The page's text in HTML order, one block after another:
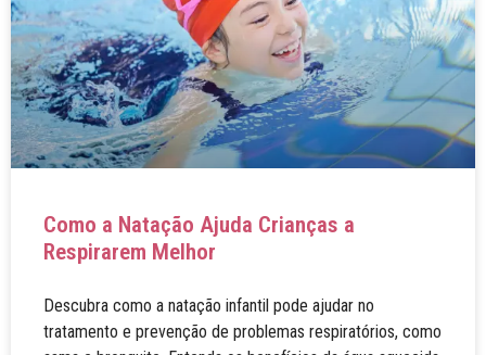
Como a Natação Ajuda Crianças a
Respirarem Melhor
Descubra como a natação infantil pode ajudar no
tratamento e prevenção de problemas respiratórios, como